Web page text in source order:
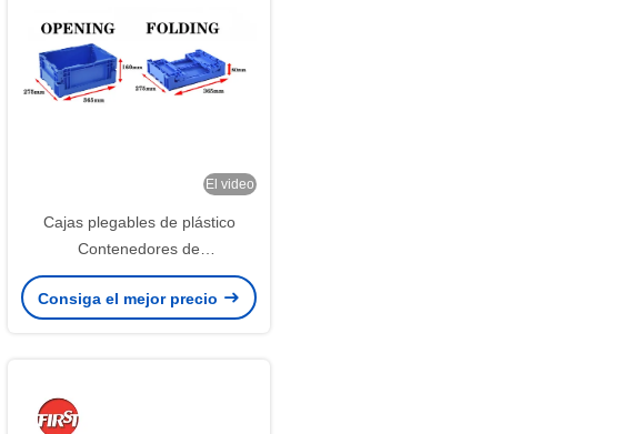
El video
Cajas plegables de plástico
Contenedores de
almacenamiento Almacén Cajas
plegables pequeñas apilables
Consiga el mejor precio